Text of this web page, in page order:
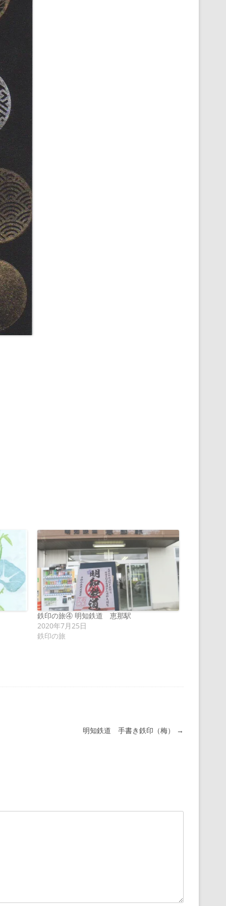
鉄印の旅④ 明知鉄道 恵那駅
2020年7月25日
鉄印の旅
明知鉄道 手書き鉄印（梅） →